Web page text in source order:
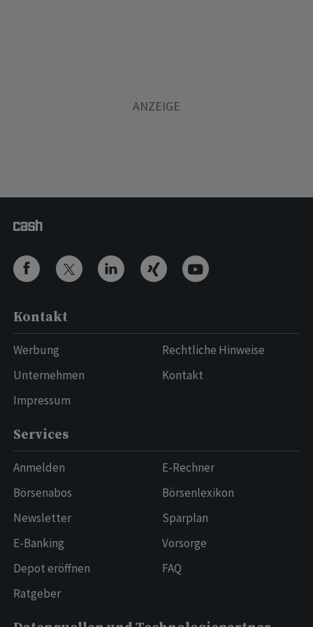
Kontakt
Werbung
Unternehmen
Impressum
Rechtliche Hinweise
Kontakt
Services
Anmelden
Börsenabos
Newsletter
E-Banking
Depot eröffnen
Ratgeber
E-Rechner
Börsenlexikon
Sparplan
Vorsorge
FAQ